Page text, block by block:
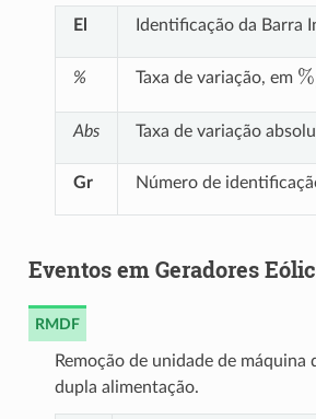
El Identificação da Barra
% Taxa de variação, em %
Abs Taxa de variação
Gr Número de
Eventos em Geradores
RMDF
Remoção de unidade de máquina
dupla alimentação.